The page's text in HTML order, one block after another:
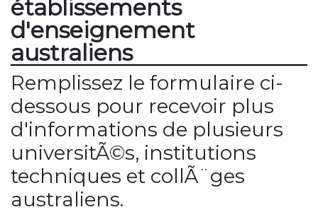
établissements
d'enseignement
australiens
Remplissez le formulaire ci-
dessous pour recevoir plus
d'informations de plusieurs
universitÃ©s, institutions
techniques et collÃ¨ges
australiens.